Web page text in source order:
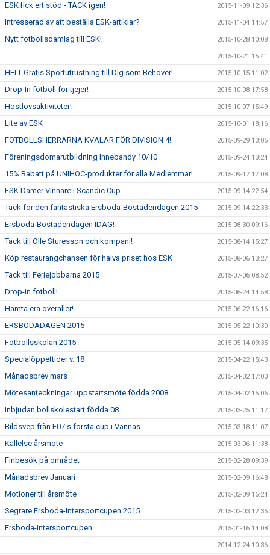
ESK fick ert stöd - TACK igen! 2015-11-09 12:36
Intresserad av att beställa ESK-artiklar? 2015-11-04 14:57
Nytt fotbollsdamlag till ESK! 2015-10-28 10:08
2015-10-21 15:41
HELT Gratis Sportutrustning till Dig som Behöver! 2015-10-15 11:02
Drop-In fotboll för tjejer! 2015-10-08 17:58
Höstlovsaktiviteter! 2015-10-07 15:49
Lite av ESK 2015-10-01 18:16
FOTBOLLSHERRARNA KVALAR FÖR DIVISION 4! 2015-09-29 13:05
Föreningsdomarutbildning Innebandy 10/10 2015-09-24 13:24
15% Rabatt på UNIHOC-produkter för alla Medlemmar! 2015-09-17 17:08
ESK Damer Vinnare i Scandic Cup 2015-09-14 22:54
Tack för den fantastiska Ersboda-Bostadendagen 2015 2015-09-14 22:33
Ersboda-Bostadendagen IDAG! 2015-08-30 09:16
Tack till Olle Sturesson och kompani! 2015-08-14 15:27
Köp restaurangchansen för halva priset hos ESK 2015-08-06 13:27
Tack till Feriejobbarna 2015 2015-07-06 08:52
Drop-in fotboll! 2015-06-24 14:58
Hämta era overaller! 2015-06-22 16:16
ERSBODADAGEN 2015 2015-05-22 10:30
Fotbollsskolan 2015 2015-05-14 09:35
Specialöppettider v. 18 2015-04-22 15:43
Månadsbrev mars 2015-04-02 17:00
Mötesanteckningar uppstartsmöte födda 2008 2015-04-02 15:06
Inbjudan bollskolestart födda 08 2015-03-25 11:17
Bildsvep från F07:s första cup i Vännäs 2015-03-18 11:07
Kallelse årsmöte 2015-03-06 11:38
Finbesök på området 2015-02-28 09:39
Månadsbrev Januari 2015-02-09 16:48
Motioner till årsmöte 2015-02-09 16:24
Segrare Ersboda-Intersportcupen 2015 2015-02-03 12:35
Ersboda-intersportcupen 2015-01-16 14:08
2014-12-24 10:36